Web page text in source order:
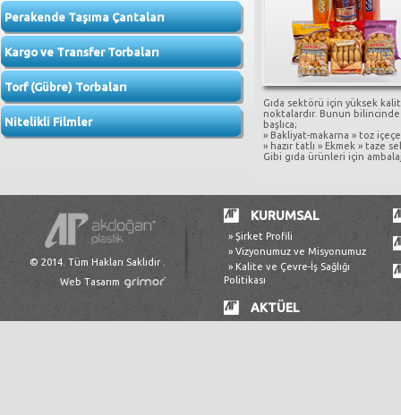
Perakende Taşıma Çantaları
Kargo ve Transfer Torbaları
Torf (Gübre) Torbaları
Nitelikli Filmler
Gıda sektörü için yüksek
noktalardır. Bunun
başlıca;
» Bakliyat-makarna » toz
» hazır tatlı » Ekmek » taze
Gibi gıda ürünleri için
© 2014. Tüm Hakları Saklıdır .
Web Tasarım
KURUMSAL
» Şirket Profili
» Vizyonumuz ve Misyonumuz
» Kalite ve Çevre-İş Sağlığı
Politikası
AKTÜEL